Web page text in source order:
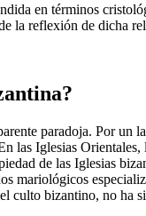
en términos
la reflexión de dicha
paradoja. Por un
las Iglesias
de las Iglesias
mariológicos
culto bizantino, no ha